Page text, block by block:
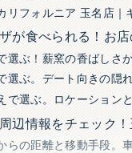
リフォルニア 玉名店
が食べられる！お
選ぶ！薪窯の香ばしさ
選ぶ。デート向きの隠
で選ぶ。ロケーション
辺情報をチェック
らの距離と移動手段。